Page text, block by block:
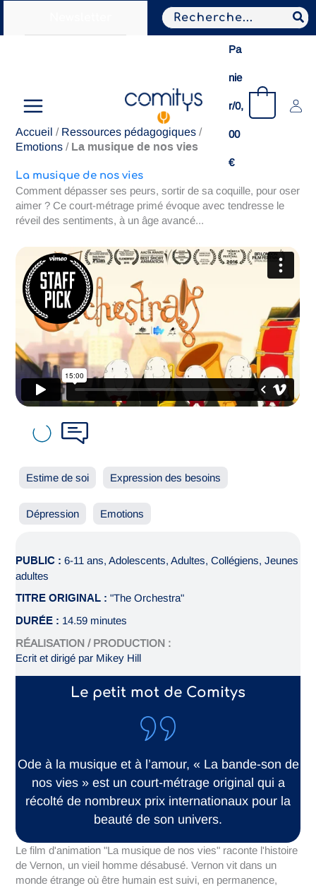
contenu
Search
for:
Pa
nie
r/0,
00
€
Accueil / Ressources pédagogiques /
Emotions / La musique de nos vies
La musique de nos vies
Comment dépasser ses peurs, sortir de sa coquille, pour oser
aimer ? Ce court-métrage primé évoque avec tendresse le
réveil des sentiments, à un âge avancé...
Estime de soi Expression des besoins
Dépression Emotions
PUBLIC : 6-11 ans, Adolescents, Adultes, Collégiens, Jeunes
adultes
TITRE ORIGINAL : "The Orchestra"
DURÉE : 14.59 minutes
RÉALISATION / PRODUCTION :
Ecrit et dirigé par Mikey Hill
Le petit mot de Comitys
Ode à la musique et à l’amour, « La bande-son de
nos vies » est un court-métrage original qui a
récolté de nombreux prix internationaux pour la
beauté de son univers.
Le film d'animation "La musique de nos vies" raconte l'histoire
de Vernon, un vieil homme désabusé. Vernon vit dans un
monde étrange où être humain est suivi, en permanence,